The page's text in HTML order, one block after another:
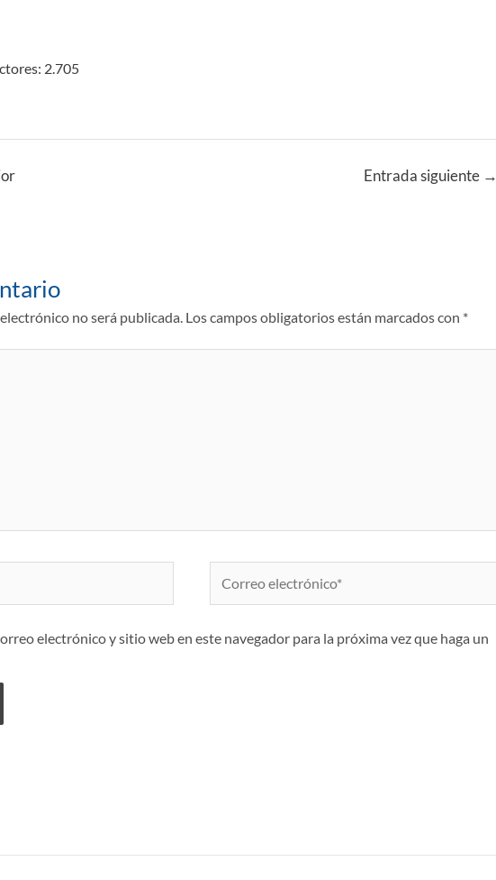
2.705
Entrada siguiente →
no será publicada. Los campos obligatorios están marcados con *
electrónico*
electrónico y sitio web en este navegador para la próxima vez que haga un